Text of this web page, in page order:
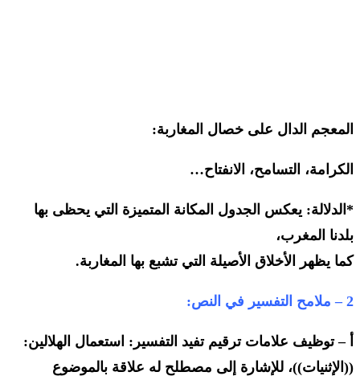
المعجم الدال على خصال المغاربة:
الكرامة، التسامح، الانفتاح…
*الدلالة: يعكس الجدول المكانة المتميزة التي يحظى بها
بلدنا المغرب،
كما يظهر الأخلاق الأصيلة التي تشبع بها المغاربة.
2 – ملامح التفسير في النص:
أ – توظيف علامات ترقيم تفيد التفسير: استعمال الهلالين:
((الإثنيات))، للإشارة إلى مصطلح له علاقة بالموضوع